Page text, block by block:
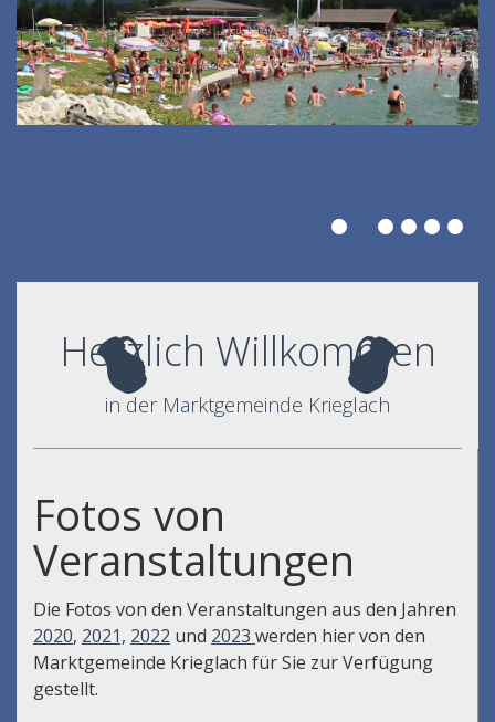
Herzlich Willkommen
in der Marktgemeinde Krieglach
Fotos von
Veranstaltungen
Die Fotos von den Veranstaltungen aus den Jahren
2020, 2021, 2022 und 2023 werden hier von den
Marktgemeinde Krieglach für Sie zur Verfügung
gestellt.